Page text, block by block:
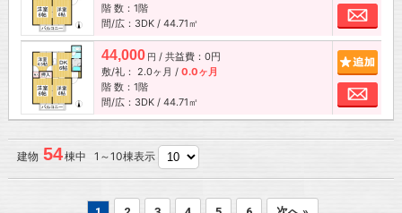
階 数：1階
間/広：3DK / 44.71㎡
お
44,000 円 / 共益費：0円
敷/礼： 2.0ヶ月 / 0.0ヶ月
階 数：1階
間/広：3DK / 44.71㎡
お
建物 54棟中 1～10棟表示